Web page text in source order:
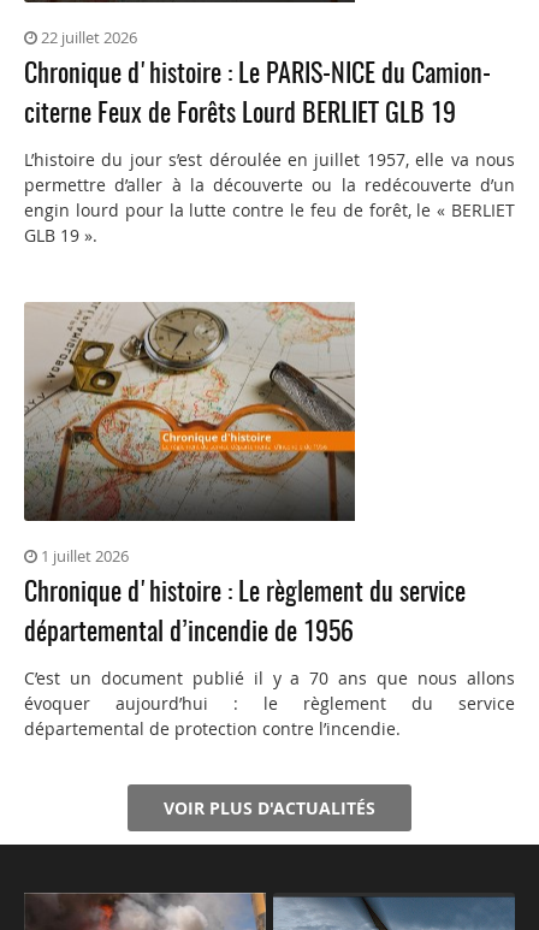
22 juillet 2026
Chronique d'histoire : Le PARIS-NICE du Camion-
citerne Feux de Forêts Lourd BERLIET GLB 19
L’histoire du jour s’est déroulée en juillet 1957, elle va nous
permettre d’aller à la découverte ou la redécouverte d’un
engin lourd pour la lutte contre le feu de forêt, le « BERLIET
GLB 19 ».
1 juillet 2026
Chronique d'histoire : Le règlement du service
départemental d’incendie de 1956
C’est un document publié il y a 70 ans que nous allons
évoquer aujourd’hui : le règlement du service
départemental de protection contre l’incendie.
VOIR PLUS D'ACTUALITÉS